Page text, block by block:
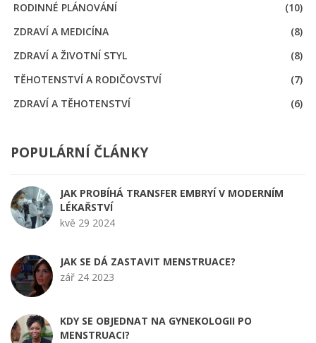
RODINNÉ PLÁNOVÁNÍ
(10)
ZDRAVÍ A MEDICÍNA
(8)
ZDRAVÍ A ŽIVOTNÍ STYL
(8)
TĚHOTENSTVÍ A RODIČOVSTVÍ
(7)
ZDRAVÍ A TĚHOTENSTVÍ
(6)
POPULÁRNÍ ČLÁNKY
JAK PROBÍHÁ TRANSFER EMBRYÍ V MODERNÍM
LÉKAŘSTVÍ
kvě 29 2024
JAK SE DÁ ZASTAVIT MENSTRUACE?
zář 24 2023
KDY SE OBJEDNAT NA GYNEKOLOGII PO
MENSTRUACI?